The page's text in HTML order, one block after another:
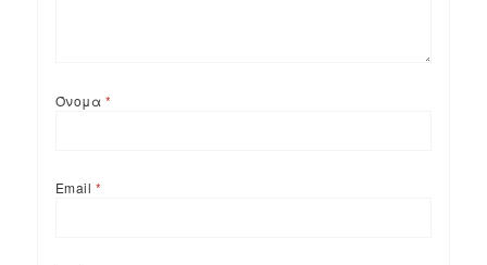
Όνομα *
Email *